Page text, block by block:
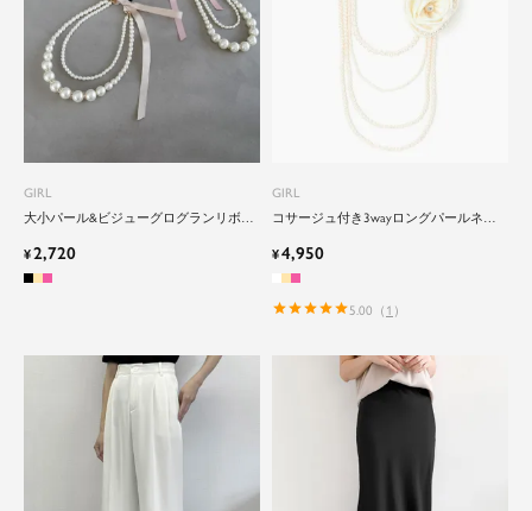
GIRL
大小パール&ビジューグログランリボン
¥2,720
GIRL
コサージュ付き3wayロングパールネッ
¥4,950
5.00 （ 1 ）